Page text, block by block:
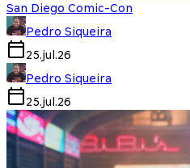
San Diego Comic-Con
Pedro Siqueira
25.jul.26
Pedro Siqueira
25.jul.26